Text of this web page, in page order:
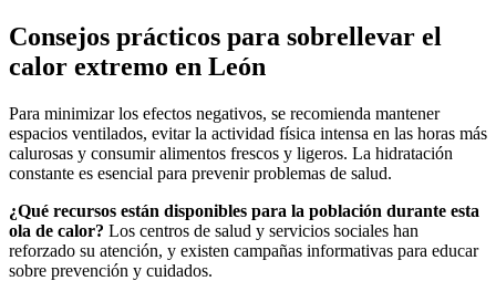
Consejos prácticos para sobrellevar el
calor extremo en León
Para minimizar los efectos negativos, se recomienda mantener
espacios ventilados, evitar la actividad física intensa en las horas más
calurosas y consumir alimentos frescos y ligeros. La hidratación
constante es esencial para prevenir problemas de salud.
¿Qué recursos están disponibles para la población durante esta
ola de calor? Los centros de salud y servicios sociales han
reforzado su atención, y existen campañas informativas para educar
sobre prevención y cuidados.